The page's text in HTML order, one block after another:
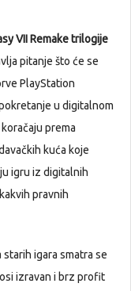
VII Remake trilogije
pitanje što će se
PlayStation
u digitalnom
prema
kuća koje
igru iz digitalnih
pravnih
igara smatra se
izravan i brz profit